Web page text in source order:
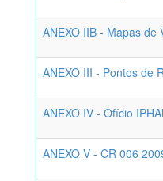
ANEXO IIB - Mapas de
ANEXO III - Pontos de
ANEXO IV - Ofício
ANEXO V - CR 006